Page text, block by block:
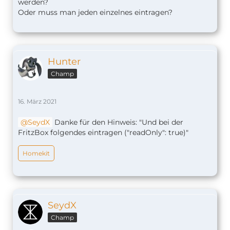
werden?
Oder muss man jeden einzelnes eintragen?
Hunter
Champ
16. März 2021
SeydX Danke für den Hinweis: "Und bei der
FritzBox folgendes eintragen ("readOnly": true)"
Homekit
SeydX
Champ